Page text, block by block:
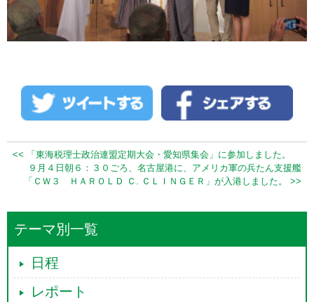
<< 「東海税理士政治連盟定期大会・愛知県集会」に参加しました。
９月４日朝６：３０ごろ、名古屋港に、アメリカ軍の兵たん支援艦
「ＣＷ３ ＨＡＲＯＬＤ Ｃ. ＣＬＩＮＧＥＲ」が入港しました。 >>
テーマ別一覧
日程
レポート